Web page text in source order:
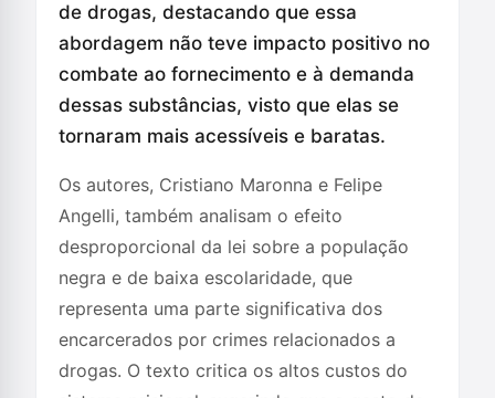
de drogas, destacando que essa
abordagem não teve impacto positivo no
combate ao fornecimento e à demanda
dessas substâncias, visto que elas se
tornaram mais acessíveis e baratas.
Os autores, Cristiano Maronna e Felipe
Angelli, também analisam o efeito
desproporcional da lei sobre a população
negra e de baixa escolaridade, que
representa uma parte significativa dos
encarcerados por crimes relacionados a
drogas. O texto critica os altos custos do